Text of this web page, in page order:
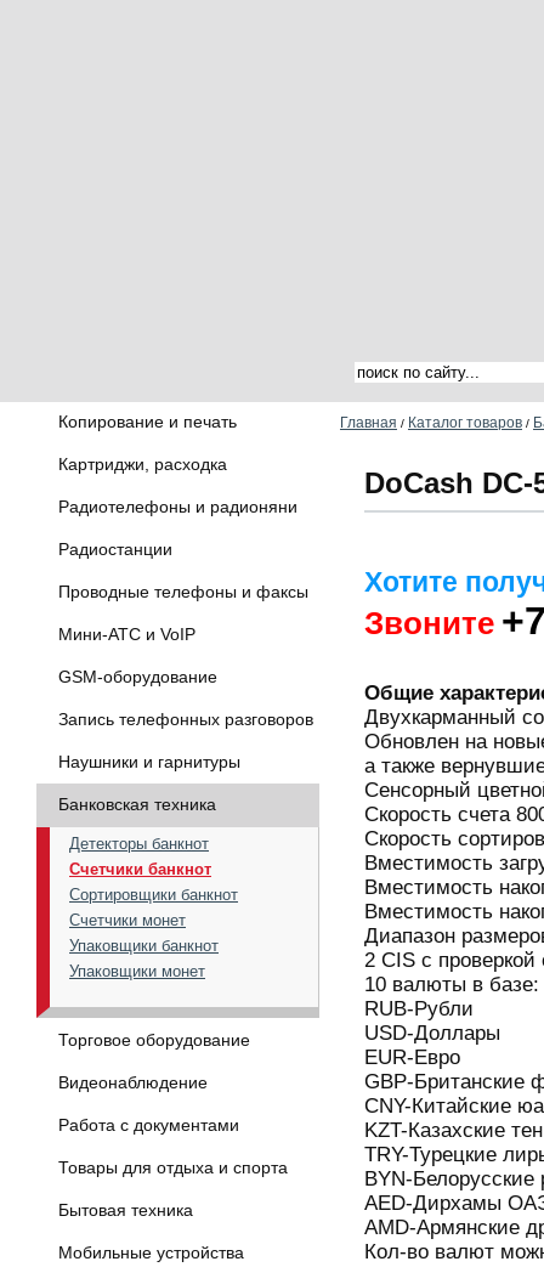
Копирование и печать
Картриджи, расходка
Радиотелефоны и радионяни
Радиостанции
Проводные телефоны и факсы
Мини-АТС и VoIP
GSM-оборудование
Запись телефонных разговоров
Наушники и гарнитуры
Банковская техника
Детекторы банкнот
Счетчики банкнот
Сортировщики банкнот
Счетчики монет
Упаковщики банкнот
Упаковщики монет
Торговое оборудование
Видеонаблюдение
Работа с документами
Товары для отдыха и спорта
Бытовая техника
Мобильные устройства
Главная / Каталог товаров /
DoCash DC-
Хотите
Звоните
Общие
Двухкарманный
Обновлен на
а также
Сенсорный
Скорость счета
Скорость
Вместимость
Вместимость
Вместимость
Диапазон
2 CIS с
10 валюты в базе:
RUB-Рубли
USD-Доллары
EUR-Евро
GBP-Британские
CNY-Китайские
KZT-Казахские
TRY-Турецкие
BYN-Белорусские
AED-Дирхамы
AMD-Армянские
Кол-во валют